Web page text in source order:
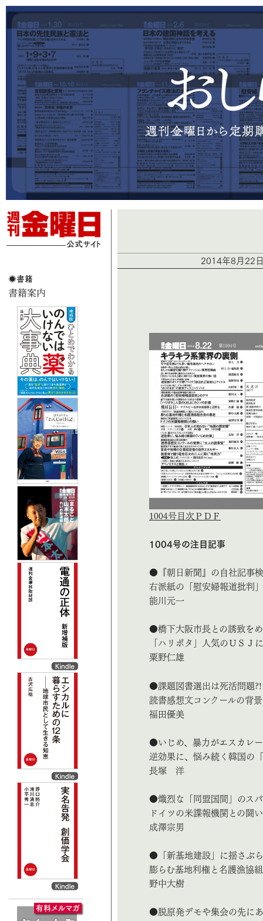
2014年8月22
1004号目次ＰＤＦ
1004号の注目記事
●『朝日新聞』の自社記事
右派紙の「慰安婦報道批判
能川元一
●橋下大阪市長との誘致を
「ハリポタ」人気のＵＳＪ
粟野仁雄
●課題図書選出は死活問題?!
読書感想文コンクールの背
福田優美
●いじめ、暴力がエスカレ
逆効果に、悩み続く韓国の
長塚 洋
●熾烈な「同盟国間」のス
ドイツの米諜報機関との闘い
成澤宗男
●「新基地建設」に揺さ
膨らむ基地利権と名護漁協
野中大樹
●脱原発デモや集会の先に